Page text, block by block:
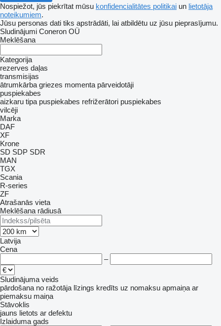
Nospiežot, jūs piekrītat mūsu konfidencialitātes politikai un lietotāja
noteikumiem.
Jūsu personas dati tiks apstrādāti, lai atbildētu uz jūsu pieprasījumu.
Sludinājumi Coneron OÜ
Meklēšana
Kategorija
rezerves daļas
transmisijas
ātrumkārba griezes momenta pārveidotāji
puspiekabes
aizkaru tipa puspiekabes refrižerātori puspiekabes
vilcēji
Marka
DAF
XF
Krone
SD SDP SDR
MAN
TGX
Scania
R-series
ZF
Atrašanās vieta
Meklēšana rādiusā
Latvija
Cena
–
Sludinājuma veids
pārdošana no ražotāja līzings kredīts uz nomaksu apmaiņa ar
piemaksu maiņa
Stāvoklis
jauns lietots ar defektu
Izlaiduma gads